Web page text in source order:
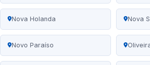
Nova Holanda Nova
Novo Paraíso